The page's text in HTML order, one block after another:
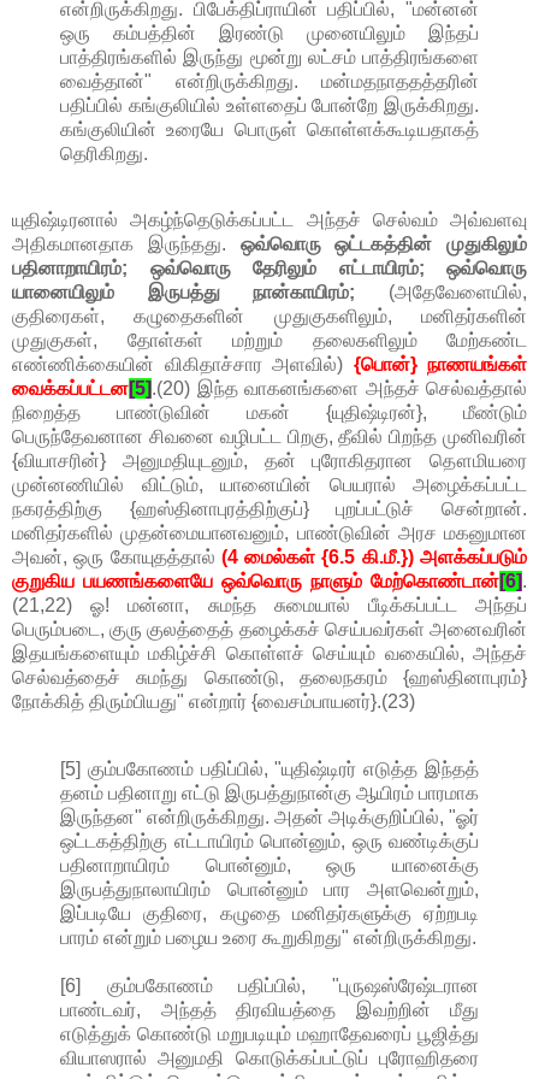
என்றிருக்கிறது. பிபேக்திப்ராயின் பதிப்பில், "மன்னன்
ஒரு கம்பத்தின் இரண்டு முனையிலும் இந்தப்
பாத்திரங்களில் இருந்து மூன்று லட்சம் பாத்திரங்களை
வைத்தான்" என்றிருக்கிறது. மன்மதநாததத்தரின்
பதிப்பில் கங்குலியில் உள்ளதைப் போன்றே இருக்கிறது.
கங்குலியின் உரையே பொருள் கொள்ளக்கூடியதாகத்
தெரிகிறது.
யுதிஷ்டிரனால் அகழ்ந்தெடுக்கப்பட்ட அந்தச் செல்வம் அவ்வளவு
அதிகமானதாக இருந்தது. ஒவ்வொரு ஒட்டகத்தின் முதுகிலும்
பதினாறாயிரம்; ஒவ்வொரு தேரிலும் எட்டாயிரம்; ஒவ்வொரு
யானையிலும் இருபத்து நான்காயிரம்; (அதேவேளையில்,
குதிரைகள், கழுதைகளின் முதுகுகளிலும், மனிதர்களின்
முதுகுகள், தோள்கள் மற்றும் தலைகளிலும் மேற்கண்ட
எண்ணிக்கையின் விகிதாச்சார அளவில்) {பொன்} நாணயங்கள்
வைக்கப்பட்டன[5].(20) இந்த வாகனங்களை அந்தச் செல்வத்தால்
நிறைத்த பாண்டுவின் மகன் {யுதிஷ்டிரன்}, மீண்டும்
பெருந்தேவனான சிவனை வழிபட்ட பிறகு, தீவில் பிறந்த முனிவரின்
{வியாசரின்} அனுமதியுடனும், தன் புரோகிதரான தௌமியரை
முன்னணியில் விட்டும், யானையின் பெயரால் அழைக்கப்பட்ட
நகரத்திற்கு {ஹஸ்தினாபுரத்திற்குப்} புறப்பட்டுச் சென்றான்.
மனிதர்களில் முதன்மையானவனும், பாண்டுவின் அரச மகனுமான
அவன், ஒரு கோயுதத்தால் (4 மைல்கள் {6.5 கி.மீ.}) அளக்கப்படும்
குறுகிய பயணங்களையே ஒவ்வொரு நாளும் மேற்கொண்டான்[6].
(21,22) ஓ! மன்னா, சுமந்த சுமையால் பீடிக்கப்பட்ட அந்தப்
பெரும்படை, குரு குலத்தைத் தழைக்கச் செய்பவர்கள் அனைவரின்
இதயங்களையும் மகிழ்ச்சி கொள்ளச் செய்யும் வகையில், அந்தச்
செல்வத்தைச் சுமந்து கொண்டு, தலைநகரம் {ஹஸ்தினாபுரம்}
நோக்கித் திரும்பியது" என்றார் {வைசம்பாயனர்}.(23)
[5] கும்பகோணம் பதிப்பில், "யுதிஷ்டிரர் எடுத்த இந்தத்
தனம் பதினாறு எட்டு இருபத்துநான்கு ஆயிரம் பாரமாக
இருந்தன" என்றிருக்கிறது. அதன் அடிக்குறிப்பில், "ஓர்
ஒட்டகத்திற்கு எட்டாயிரம் பொன்னும், ஒரு வண்டிக்குப்
பதினாறாயிரம் பொன்னும், ஒரு யானைக்கு
இருபத்துநாலாயிரம் பொன்னும் பார அளவென்றும்,
இப்படியே குதிரை, கழுதை மனிதர்களுக்கு ஏற்றபடி
பாரம் என்றும் பழைய உரை கூறுகிறது" என்றிருக்கிறது.
[6] கும்பகோணம் பதிப்பில், "புருஷஸ்ரேஷ்டரான
பாண்டவர், அந்தத் திரவியத்தை இவற்றின் மீது
எடுத்துக் கொண்டு மறுபடியும் மஹாதேவரைப் பூஜித்து
வியாஸரால் அனுமதி கொடுக்கப்பட்டுப் புரோஹிதரை